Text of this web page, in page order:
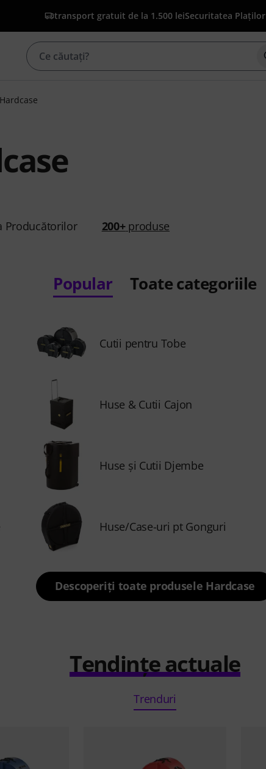
transport gratuit de la 1.500 leiSecuritatea Plaților
Hardcase
Producătorilor 200+produse
Popular Toate categoriile
Cutii pentru Tobe
Huse & Cutii Cajon
Huse și Cutii Djembe
Huse/Case-uri pt Gonguri
Descoperiți toate produsele Hardcase
Tendințe actuale
Trenduri